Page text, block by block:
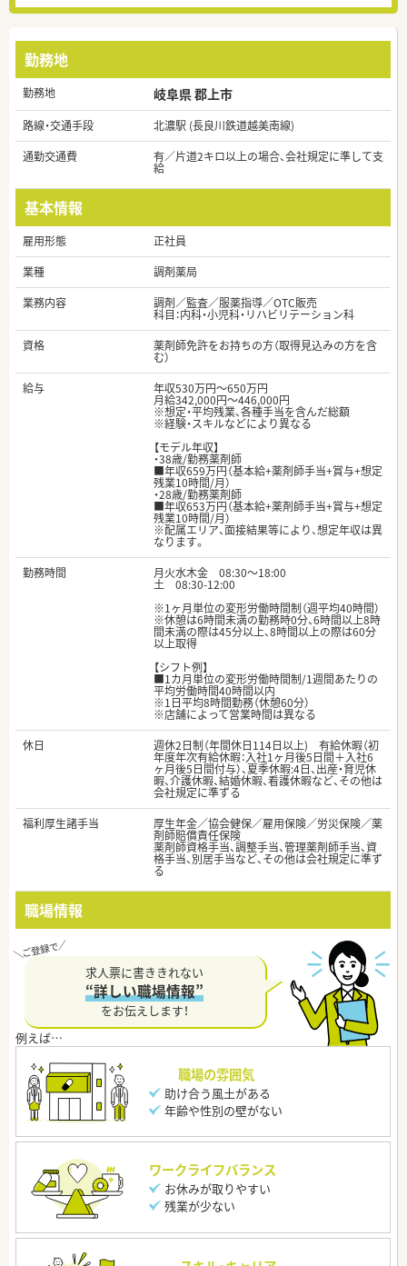
勤務地
勤務地 岐阜県 郡上市
路線・交通手段
北濃駅 (長良川鉄道越美南線)
通勤交通費
有／片道2キロ以上の場合、会社規定に準して支
給
基本情報
雇用形態
正社員
業種
調剤薬局
業務内容
調剤／監査／服薬指導／OTC販売
科目：内科・小児科・リハビリテーション科
資格
薬剤師免許をお持ちの方（取得見込みの方を含
む）
給与
年収530万円～650万円
月給342,000円～446,000円
※想定・平均残業、各種手当を含んだ総額
※経験・スキルなどにより異なる
【モデル年収】
・38歳/勤務薬剤師
■年収659万円（基本給+薬剤師手当+賞与+想定
残業10時間/月）
・28歳/勤務薬剤師
■年収653万円（基本給+薬剤師手当+賞与+想定
残業10時間/月）
※配属エリア、面接結果等により、想定年収は異
なります。
勤務時間
月火水木金 08:30〜18:00
土 08:30-12:00
※1ヶ月単位の変形労働時間制（週平均40時間）
※休憩は6時間未満の勤務時0分、6時間以上8時
間未満の際は45分以上、8時間以上の際は60分
以上取得
【シフト例】
■1カ月単位の変形労働時間制/1週間あたりの
平均労働時間40時間以内
※1日平均8時間勤務（休憩60分）
※店舗によって営業時間は異なる
休日
週休2日制（年間休日114日以上) 有給休暇（初
年度年次有給休暇：入社1ヶ月後5日間＋入社6
ヶ月後5日間付与）、夏季休暇:4日、出産・育児休
暇、介護休暇、結婚休暇、看護休暇など、その他は
会社規定に準ずる
福利厚生諸手当
厚生年金／協会健保／雇用保険／労災保険／薬
剤師賠償責任保険
薬剤師資格手当、調整手当、管理薬剤師手当、資
格手当、別居手当など、その他は会社規定に準ず
る
職場情報
求人票に書ききれない
“詳しい職場情報”
をお伝えします！
職場の雰囲気
助け合う風土がある
年齢や性別の壁がない
ワークライフバランス
お休みが取りやすい
残業が少ない